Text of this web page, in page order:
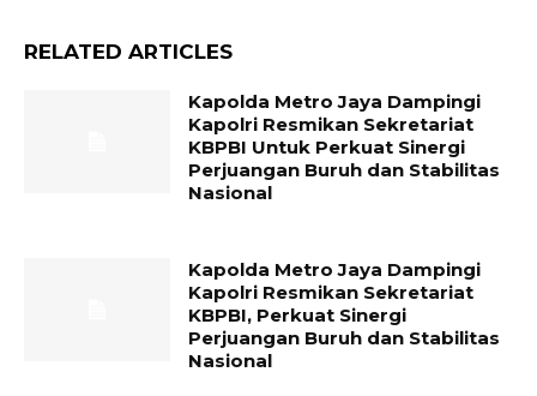
RELATED ARTICLES
Kapolda Metro Jaya Dampingi
Kapolri Resmikan Sekretariat
KBPBI Untuk Perkuat Sinergi
Perjuangan Buruh dan Stabilitas
Nasional
Kapolda Metro Jaya Dampingi
Kapolri Resmikan Sekretariat
KBPBI, Perkuat Sinergi
Perjuangan Buruh dan Stabilitas
Nasional